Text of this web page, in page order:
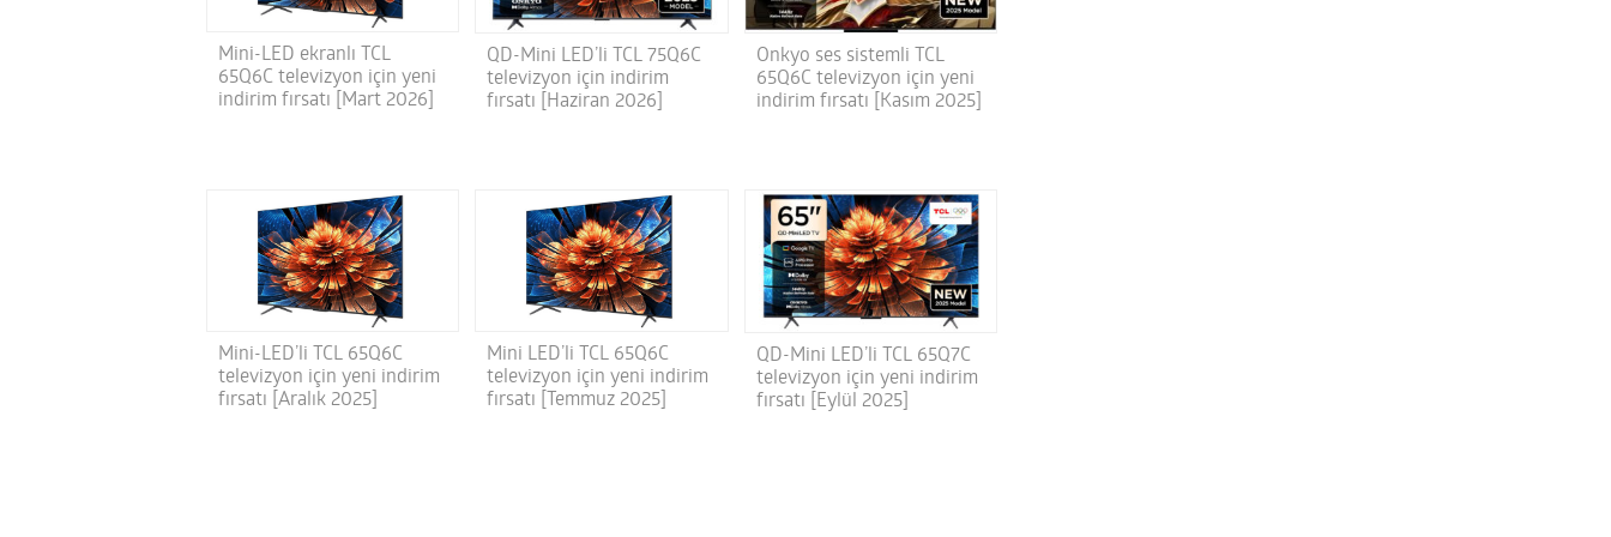
Mini-LED ekranlı TCL
65Q6C televizyon için yeni
indirim fırsatı [Mart 2026]
QD-Mini LED’li TCL 75Q6C
televizyon için indirim
fırsatı [Haziran 2026]
Onkyo ses sistemli TCL
65Q6C televizyon için yeni
indirim fırsatı [Kasım 2025]
Mini-LED’li TCL 65Q6C
televizyon için yeni indirim
fırsatı [Aralık 2025]
Mini LED’li TCL 65Q6C
televizyon için yeni indirim
fırsatı [Temmuz 2025]
QD-Mini LED’li TCL 65Q7C
televizyon için yeni indirim
fırsatı [Eylül 2025]